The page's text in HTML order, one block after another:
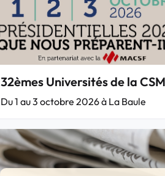
32èmes Universités de la
Du 1 au 3 octobre 2026 à La Baule